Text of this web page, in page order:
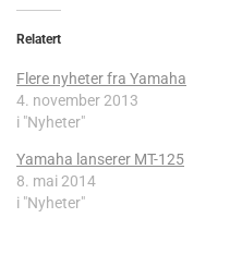
Relatert
Flere nyheter fra Yamaha
4. november 2013
i "Nyheter"
Yamaha lanserer MT-125
8. mai 2014
i "Nyheter"